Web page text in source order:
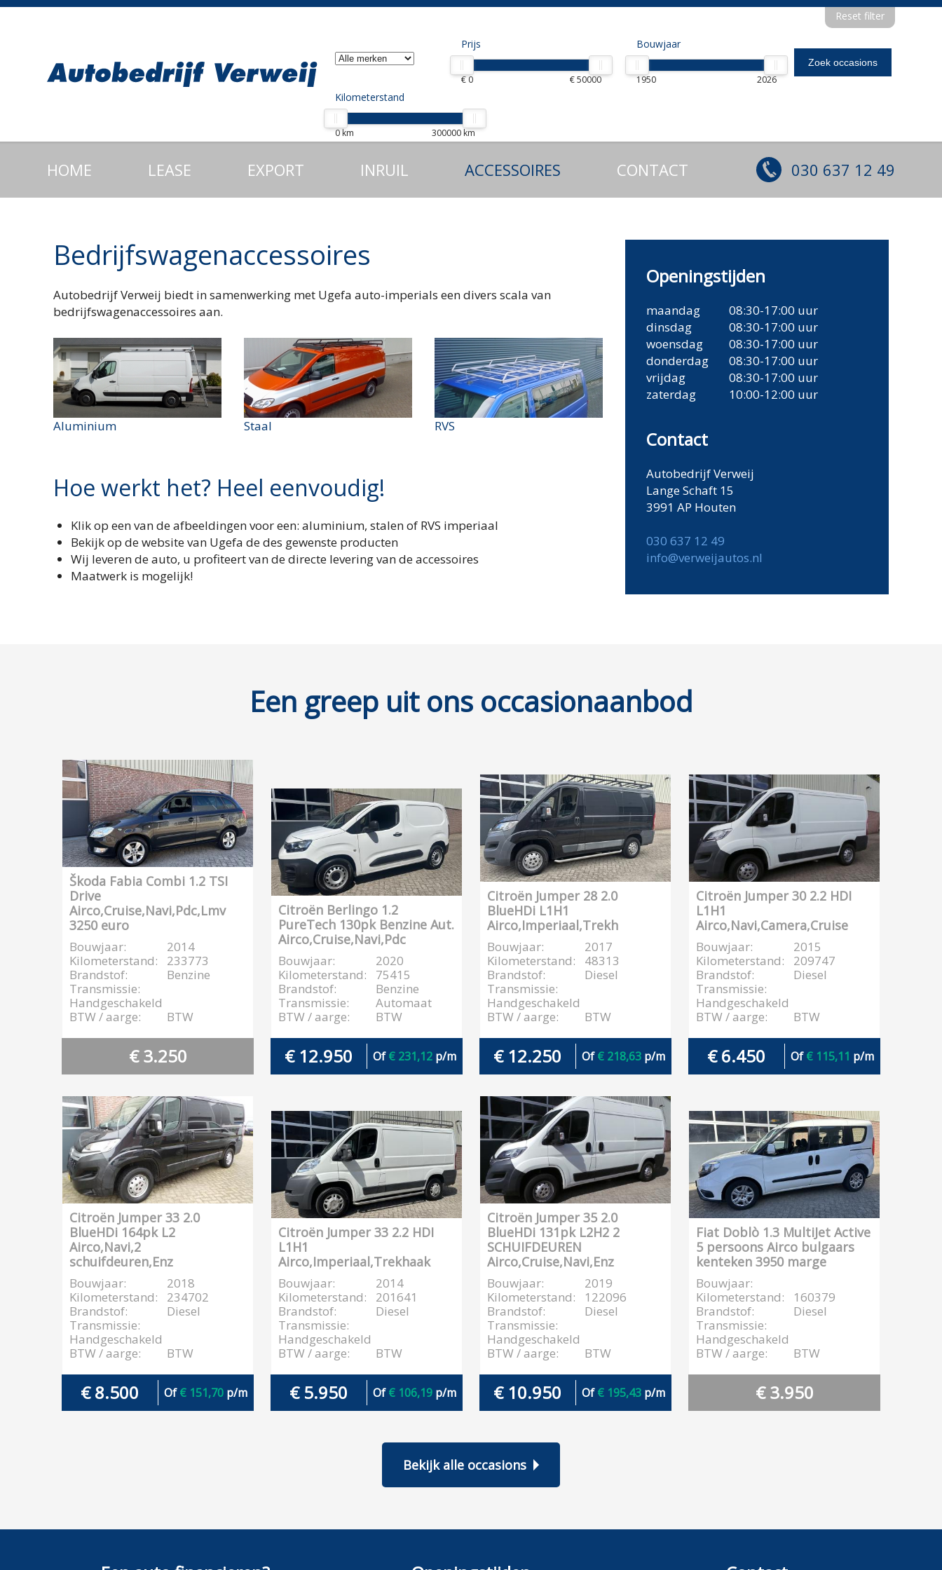
Prijs
€ 0 € 50000
Bouwjaar
1950 2026
Kilometerstand
0 km 300000 km
Reset filter
HOME LEASE EXPORT INRUIL ACCESSOIRES CONTACT 030 637 12 49
Bedrijfswagenaccessoires
Autobedrijf Verweij biedt in samenwerking met Ugefa auto-imperials een divers scala van
bedrijfswagenaccessoires aan.
Aluminium Staal RVS
Hoe werkt het? Heel eenvoudig!
Klik op een van de afbeeldingen voor een: aluminium, stalen of RVS imperiaal
Bekijk op de website van Ugefa de des gewenste producten
Wij leveren de auto, u profiteert van de directe levering van de accessoires
Maatwerk is mogelijk!
Openingstijden
maandag
dinsdag
woensdag
donderdag
vrijdag
zaterdag
08:30-17:00 uur
08:30-17:00 uur
08:30-17:00 uur
08:30-17:00 uur
08:30-17:00 uur
10:00-12:00 uur
Contact
Autobedrijf Verweij
Lange Schaft 15
3991 AP Houten
030 637 12 49
info@verweijautos.nl
Een greep uit ons occasionaanbod
Škoda Fabia Combi 1.2 TSI
Drive
Airco,Cruise,Navi,Pdc,Lmv
3250 euro
Bouwjaar:
2014
Kilometerstand:
233773
Brandstof:
Benzine
Transmissie:
Handgeschakeld
BTW / aarge:
BTW
€ 3.250
Citroën Berlingo 1.2
PureTech 130pk Benzine Aut.
Airco,Cruise,Navi,Pdc
Bouwjaar:
2020
Kilometerstand:
75415
Brandstof:
Benzine
Transmissie:
Automaat
BTW / aarge:
BTW
€ 12.950 Of€ 231,12 p/m
Citroën Jumper 28 2.0
BlueHDi L1H1
Airco,Imperiaal,Trekh
Bouwjaar:
2017
Kilometerstand:
48313
Brandstof:
Diesel
Transmissie:
Handgeschakeld
BTW / aarge:
BTW
€ 12.250 Of€ 218,63 p/m
Citroën Jumper 30 2.2 HDI
L1H1
Airco,Navi,Camera,Cruise
Bouwjaar:
2015
Kilometerstand:
209747
Brandstof:
Diesel
Transmissie:
Handgeschakeld
BTW / aarge:
BTW
€ 6.450 Of€ 115,11 p/m
Citroën Jumper 33 2.0
BlueHDi 164pk L2
Airco,Navi,2
schuifdeuren,Enz
Bouwjaar:
2018
Kilometerstand:
234702
Brandstof:
Diesel
Transmissie:
Handgeschakeld
BTW / aarge:
BTW
€ 8.500 Of€ 151,70 p/m
Citroën Jumper 33 2.2 HDI
L1H1
Airco,Imperiaal,Trekhaak
Bouwjaar:
2014
Kilometerstand:
201641
Brandstof:
Diesel
Transmissie:
Handgeschakeld
BTW / aarge:
BTW
€ 5.950 Of€ 106,19 p/m
Citroën Jumper 35 2.0
BlueHDi 131pk L2H2 2
SCHUIFDEUREN
Airco,Cruise,Navi,Enz
Bouwjaar:
2019
Kilometerstand:
122096
Brandstof:
Diesel
Transmissie:
Handgeschakeld
BTW / aarge:
BTW
€ 10.950 Of€ 195,43 p/m
Fiat Doblò 1.3 MultiJet Active
5 persoons Airco bulgaars
kenteken 3950 marge
Bouwjaar:
Kilometerstand:
160379
Brandstof:
Diesel
Transmissie:
Handgeschakeld
BTW / aarge:
BTW
€ 3.950
Bekijk alle occasions